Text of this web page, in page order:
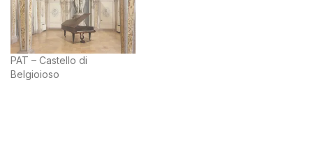
PAT – Castello di
Belgioioso